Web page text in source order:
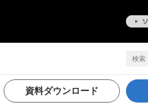
資料ダウンロード